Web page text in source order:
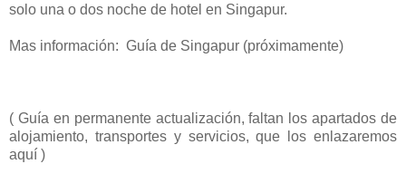
solo una o dos noche de hotel en Singapur.
Mas información: Guía de Singapur (próximamente)
( Guía en permanente actualización, faltan los apartados de
alojamiento, transportes y servicios, que los enlazaremos
aquí )